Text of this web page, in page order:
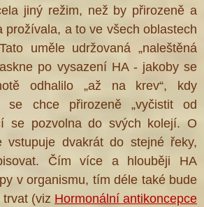
jiný režim, než by přirozeně a
prožívala, a to ve všech oblastech
uměle udržovaná „naleštěná
po vysazení HA - jakoby se
odhalilo „až na krev“, kdy
se chce přirozeně „vyčistit od
se pozvolna do svých kolejí. O
dvakrát do stejné řeky,
Čím více a hlouběji HA
v organismu, tím déle také bude
trvat (viz Hormonální antikoncepce